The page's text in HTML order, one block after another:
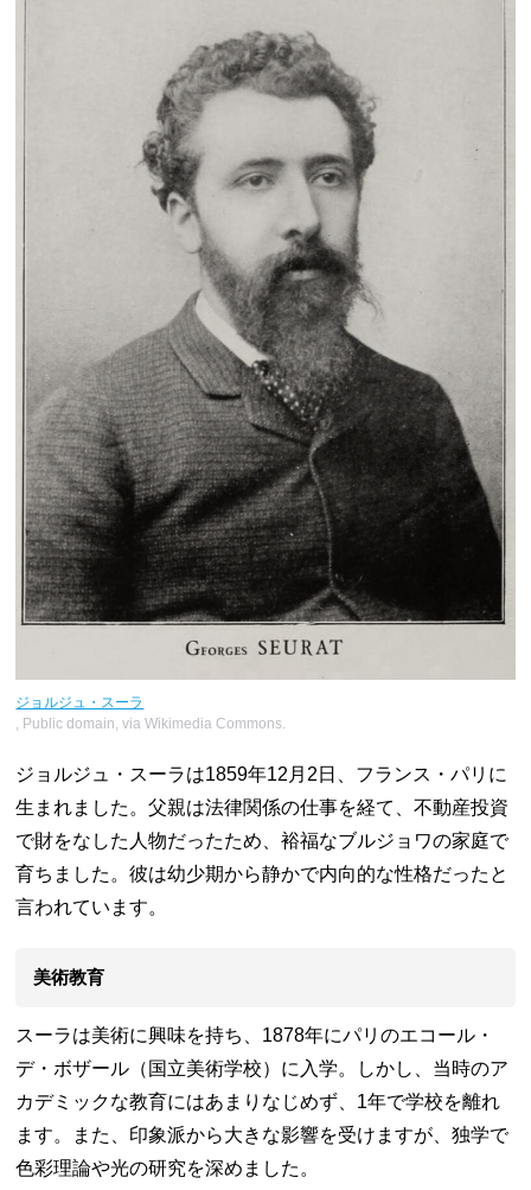
ジョルジュ・スーラ
, Public domain, via Wikimedia Commons.
ジョルジュ・スーラは1859年12月2日、フランス・パリに
生まれました。父親は法律関係の仕事を経て、不動産投資
で財をなした人物だったため、裕福なブルジョワの家庭で
育ちました。彼は幼少期から静かで内向的な性格だったと
言われています。
美術教育
スーラは美術に興味を持ち、1878年にパリのエコール・
デ・ボザール（国立美術学校）に入学。しかし、当時のア
カデミックな教育にはあまりなじめず、1年で学校を離れ
ます。また、印象派から大きな影響を受けますが、独学で
色彩理論や光の研究を深めました。